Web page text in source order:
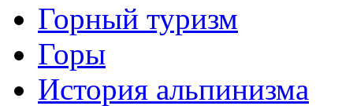
Горный туризм
Горы
История альпинизма